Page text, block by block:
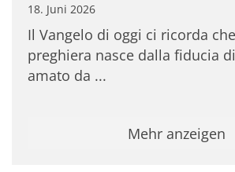
18. Juni 2026
Il Vangelo di oggi ci ricorda
preghiera nasce dalla fiducia
amato da ...
Mehr anzeigen